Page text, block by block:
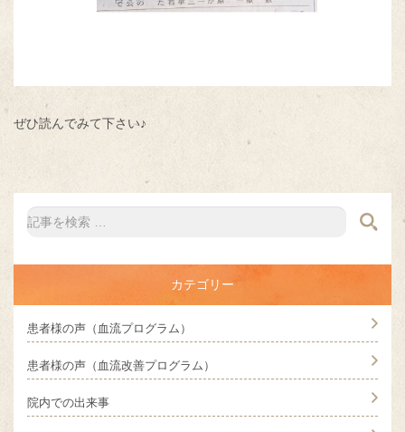
ぜひ読んでみて下さい♪
カテゴリー
患者様の声（血流プログラム）
患者様の声（血流改善プログラム）
院内での出来事